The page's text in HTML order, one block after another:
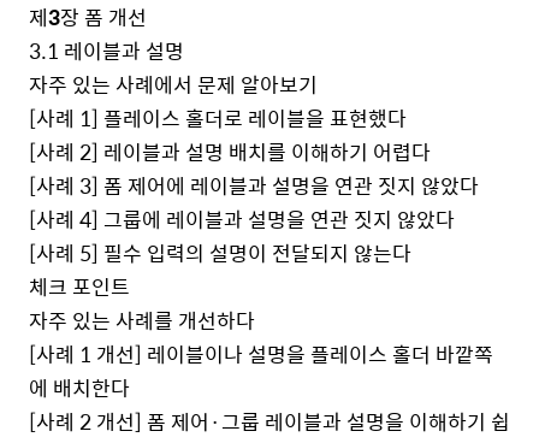
제3장 폼 개선
3.1 레이블과 설명
자주 있는 사례에서 문제 알아보기
[사례 1] 플레이스 홀더로 레이블을 표현했다
[사례 2] 레이블과 설명 배치를 이해하기 어렵다
[사례 3] 폼 제어에 레이블과 설명을 연관 짓지 않았다
[사례 4] 그룹에 레이블과 설명을 연관 짓지 않았다
[사례 5] 필수 입력의 설명이 전달되지 않는다
체크 포인트
자주 있는 사례를 개선하다
[사례 1 개선] 레이블이나 설명을 플레이스 홀더 바깥쪽
에 배치한다
[사례 2개선] 폼 제어·그룹 레이블과 설명을 이해하기 쉽